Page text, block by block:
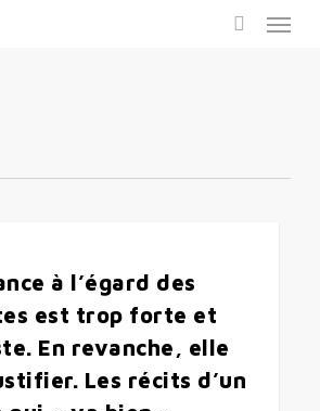
Menu
à l’égard des
est trop forte et
En revanche, elle
Les récits d’un